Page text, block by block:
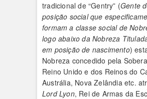
tradicional de “Gentry” (Gente
posição social que
formam a classe social de
logo abaixo da Nobreza
em posição de nascimento)
Nobreza concedido pela
Reino Unido e dos Reinos do
Austrália, Nova Zelândia etc.
Lord Lyon, Rei de Armas da